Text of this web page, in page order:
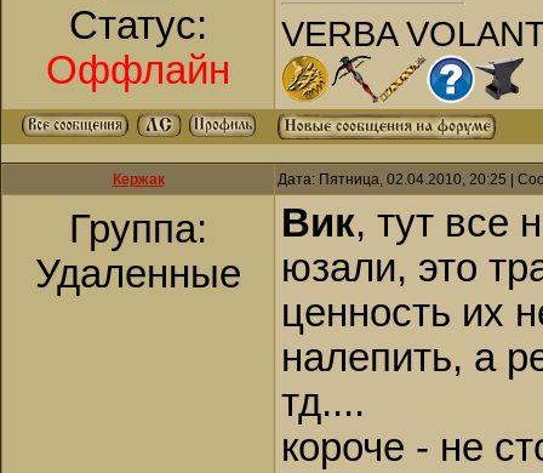
Статус:
Оффлайн
VERBA
Кержак Дата: Пятница, 02.04.2010, 20:25 |
Группа:
Удаленные
Вик, тут все
юзали, это
ценность их
налепить, а
тд....
короче - не